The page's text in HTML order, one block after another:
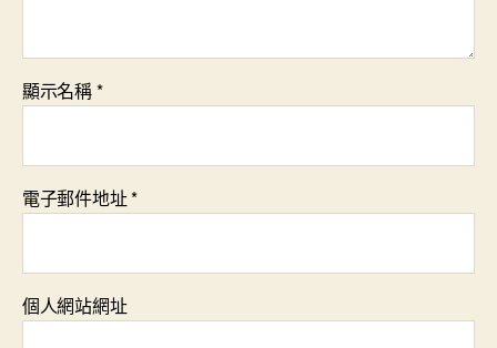
顯示名稱*
電子郵件地址*
個人網站網址